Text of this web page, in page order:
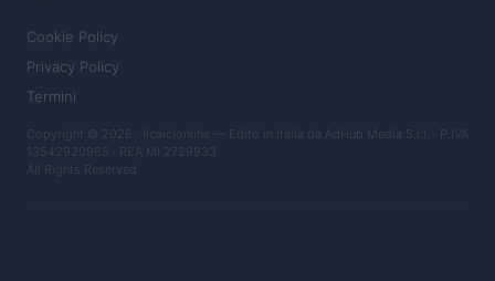
Cookie Policy
Privacy Policy
Termini
Copyright © 2026 · Ilcalcionline — Edito in Italia da AdHub Media S.r.l. · P.IVA
13542920965 · REA MI 2729933
All Rights Reserved